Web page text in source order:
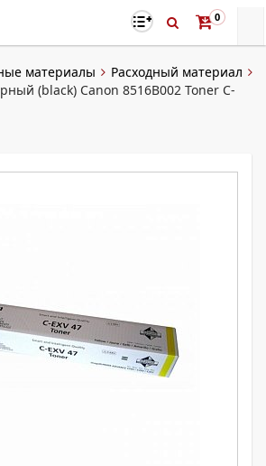
0
материалы
Расходный материал
(black) Canon 8516B002 Toner C-